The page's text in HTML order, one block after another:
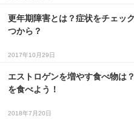
更年期障害とは？症状をチェッ
つから？
2017年10月29日
エストロゲンを増やす食べ物は
を食べよう！
2018年7月20日